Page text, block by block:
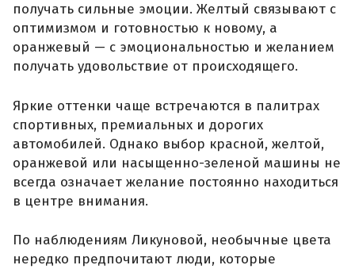
получать сильные эмоции. Желтый связывают с
оптимизмом и готовностью к новому, а
оранжевый — с эмоциональностью и желанием
получать удовольствие от происходящего.
Яркие оттенки чаще встречаются в палитрах
спортивных, премиальных и дорогих
автомобилей. Однако выбор красной, желтой,
оранжевой или насыщенно-зеленой машины не
всегда означает желание постоянно находиться
в центре внимания.
По наблюдениям Ликуновой, необычные цвета
нередко предпочитают люди, которые